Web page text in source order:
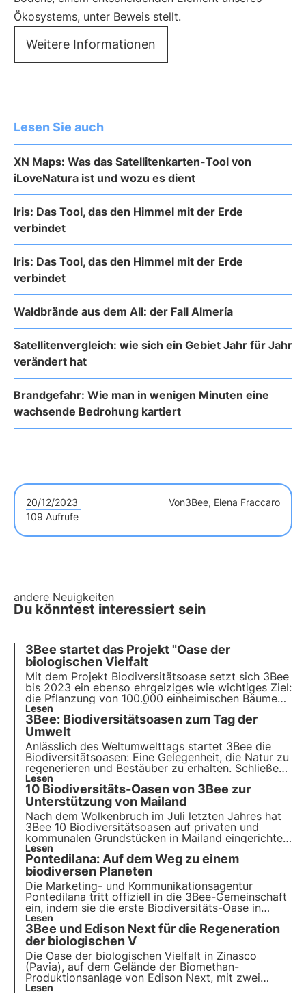
Ökosystems, unter Beweis stellt.
Weitere Informationen
Lesen Sie auch
XN Maps: Was das Satellitenkarten-Tool von
iLoveNatura ist und wozu es dient
Iris: Das Tool, das den Himmel mit der Erde
verbindet
Iris: Das Tool, das den Himmel mit der Erde
verbindet
Waldbrände aus dem All: der Fall Almería
Satellitenvergleich: wie sich ein Gebiet Jahr für Jahr
verändert hat
Brandgefahr: Wie man in wenigen Minuten eine
wachsende Bedrohung kartiert
20/12/2023 Von3Bee, Elena Fraccaro
109 Aufrufe
andere Neuigkeiten
Du könntest interessiert sein
3Bee startet das Projekt "Oase der
biologischen Vielfalt
Mit dem Projekt Biodiversitätsoase setzt sich 3Bee
bis 2023 ein ebenso ehrgeiziges wie wichtiges Ziel:
die Pflanzung von 100.000 einheimischen Bäumen,
die den Nektar für ein Äquivalent von etwa 3.500
Bienenstöcken liefern und damit rund 10.000
Tonnen CO2 pro Jahr binden.
Lesen
3Bee: Biodiversitätsoasen zum Tag der
Umwelt
Anlässlich des Weltumwelttags startet 3Bee die
Biodiversitätsoasen: Eine Gelegenheit, die Natur zu
regenerieren und Bestäuber zu erhalten. Schließen
Sie sich uns an und entdecken Sie, wie unsere
Missioninnovative Technologie und
Umweltengagementkombiniert.
Lesen
10 Biodiversitäts-Oasen von 3Bee zur
Unterstützung von Mailand
Nach dem Wolkenbruch im Juli letzten Jahres hat
3Bee 10 Biodiversitätsoasen auf privaten und
kommunalen Grundstücken in Mailand eingerichtet.
Das Ziel? Städtische Lebensräume zu schaffen, die
von Agronomen und Ingenieuren methodisch
aufgebaut werden, um der Stadt zu helfen, wieder
auf die Beine zu kommen und noch grüner und
nachhaltiger zu werden.
Lesen
Pontedilana: Auf dem Weg zu einem
biodiversen Planeten
Die Marketing- und Kommunikationsagentur
Pontedilana tritt offiziell in die 3Bee-Gemeinschaft
ein, indem sie die erste Biodiversitäts-Oase in
Venetien mit 50 nektarhaltigen Bäumen errichtet.
Das Interview mit Barbara Pontello, CEO und
Gründerin.
Lesen
3Bee und Edison Next für die Regeneration
der biologischen V
Die Oase der biologischen Vielfalt in Zinasco
(Pavia), auf dem Gelände der Biomethan-
Produktionsanlage von Edison Next, mit zwei
technischen Bienenstöcken, sieben Unterkünften
Lesen